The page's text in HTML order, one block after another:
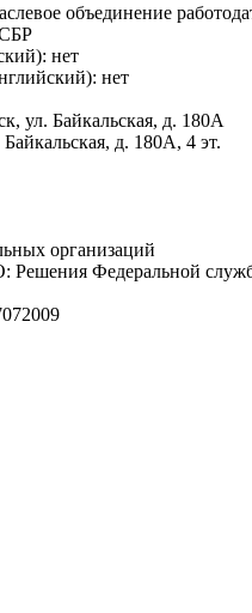
объединение
нет
нет
ул. Байкальская, д. 180А
д. 180А, 4 эт.
организаций
Решения Федеральной